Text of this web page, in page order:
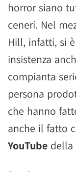
horror siano
ceneri. Nel
Hill, infatti, si
insistenza
compianta
persona
che hanno
anche il fatto
YouTube della